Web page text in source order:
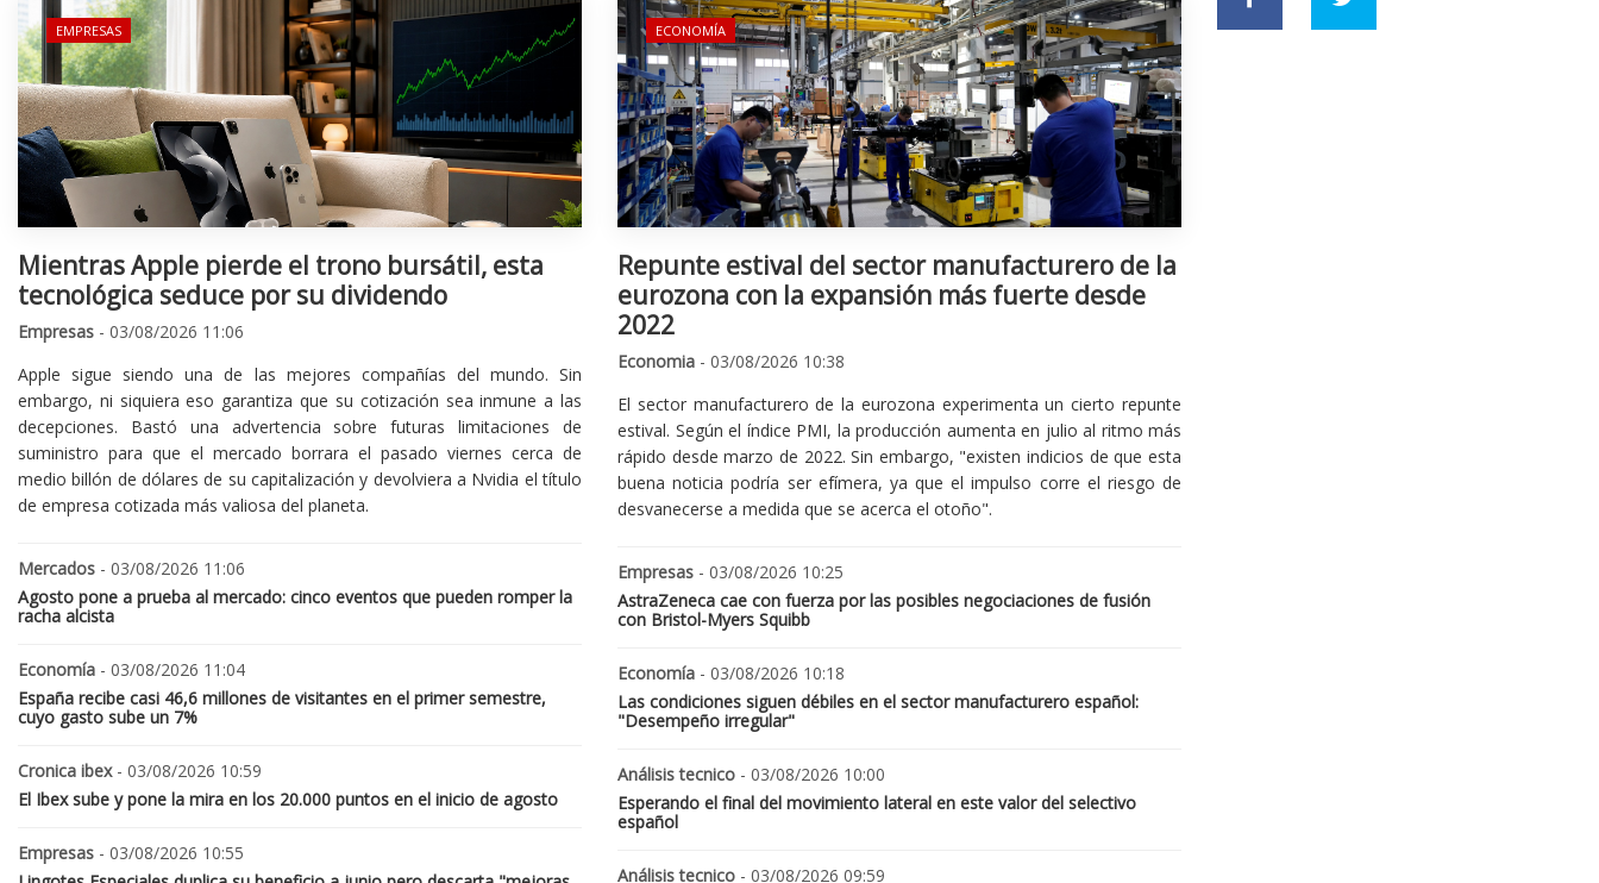
EMPRESAS
Mientras Apple pierde el trono bursátil, esta
tecnológica seduce por su dividendo
Empresas - 03/08/2026 11:06
Apple sigue siendo una de las mejores compañías del mundo. Sin
embargo, ni siquiera eso garantiza que su cotización sea inmune a las
decepciones. Bastó una advertencia sobre futuras limitaciones de
suministro para que el mercado borrara el pasado viernes cerca de
medio billón de dólares de su capitalización y devolviera a Nvidia el título
de empresa cotizada más valiosa del planeta.
Mercados - 03/08/2026 11:06
Agosto pone a prueba al mercado: cinco eventos que pueden romper la
racha alcista
Economía - 03/08/2026 11:04
España recibe casi 46,6 millones de visitantes en el primer semestre,
cuyo gasto sube un 7%
Cronica ibex- 03/08/2026 10:59
El Ibex sube y pone la mira en los 20.000 puntos en el inicio de agosto
Empresas - 03/08/2026 10:55
ECONOMÍA
Repunte estival del sector manufacturero de la
eurozona con la expansión más fuerte desde
2022
Economia - 03/08/2026 10:38
El sector manufacturero de la eurozona experimenta un cierto repunte
estival. Según el índice PMI, la producción aumenta en julio al ritmo más
rápido desde marzo de 2022. Sin embargo, "existen indicios de que esta
buena noticia podría ser efímera, ya que el impulso corre el riesgo de
desvanecerse a medida que se acerca el otoño".
Empresas - 03/08/2026 10:25
AstraZeneca cae con fuerza por las posibles negociaciones de fusión
con Bristol-Myers Squibb
Economía - 03/08/2026 10:18
Las condiciones siguen débiles en el sector manufacturero español:
"Desempeño irregular"
Análisis tecnico - 03/08/2026 10:00
Esperando el final del movimiento lateral en este valor del selectivo
español
Análisis tecnico - 03/08/2026 09:59